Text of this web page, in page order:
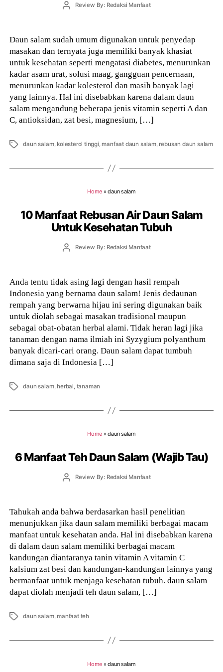
PostReview By: Redaksi Manfaat
Daun salam sudah umum digunakan untuk penyedap
masakan dan ternyata juga memiliki banyak khasiat
untuk kesehatan seperti mengatasi diabetes, menurunkan
kadar asam urat, solusi maag, gangguan pencernaan,
menurunkan kadar kolesterol dan masih banyak lagi
yang lainnya. Hal ini disebabkan karena dalam daun
salam mengandung beberapa jenis vitamin seperti A dan
C, antioksidan, zat besi, magnesium, […]
Tags daun salam,kolesterol tinggi,manfaat daun salam,rebusan daun salam
Home »daun salam
10 Manfaat Rebusan Air Daun Salam
Untuk Kesehatan Tubuh
PostReview By: Redaksi Manfaat
Anda tentu tidak asing lagi dengan hasil rempah
Indonesia yang bernama daun salam! Jenis dedaunan
rempah yang berwarna hijau ini sering digunakan baik
untuk diolah sebagai masakan tradisional maupun
sebagai obat-obatan herbal alami. Tidak heran lagi jika
tanaman dengan nama ilmiah ini Syzygium polyanthum
banyak dicari-cari orang. Daun salam dapat tumbuh
dimana saja di Indonesia […]
Tags daun salam,herbal, tanaman
Home »daun salam
6 Manfaat Teh Daun Salam (Wajib Tau)
PostReview By: Redaksi Manfaat
Tahukah anda bahwa berdasarkan hasil penelitian
menunjukkan jika daun salam memiliki berbagai macam
manfaat untuk kesehatan anda. Hal ini disebabkan karena
di dalam daun salam memiliki berbagai macam
kandungan diantaranya tanin vitamin A vitamin C
kalsium zat besi dan kandungan-kandungan lainnya yang
bermanfaat untuk menjaga kesehatan tubuh. daun salam
dapat diolah menjadi teh daun salam, […]
Tags daun salam,manfaat teh
Home »daun salam